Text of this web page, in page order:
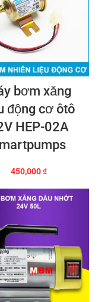
bơm xăng
động cơ ôtô
HEP-02A
450,000₫